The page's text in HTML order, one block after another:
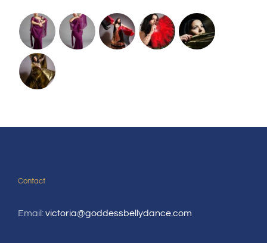
Contact
Email:victoria@goddessbellydance.com